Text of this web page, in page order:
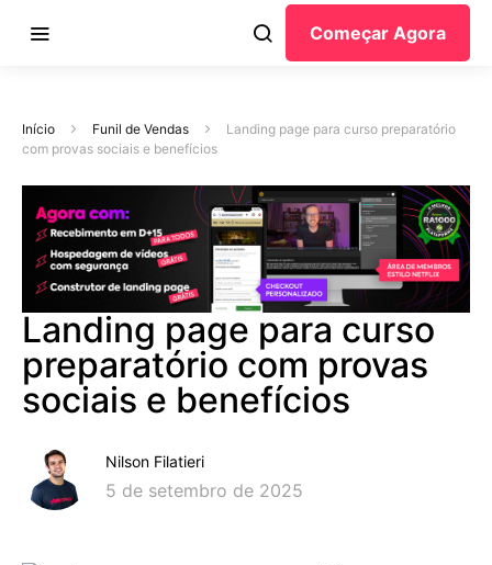
Começar Agora
Início Funil de Vendas
Landing page para curso preparatório
com provas sociais e benefícios
Landing page para curso
preparatório com provas
sociais e benefícios
Nilson Filatieri
5 de setembro de 2025